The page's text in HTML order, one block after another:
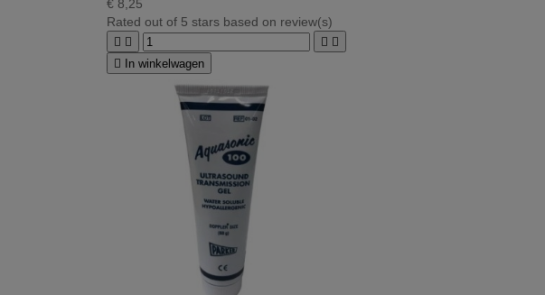
€ 8,25
Rated out of 5 stars based on review(s)
   

In winkelwagen